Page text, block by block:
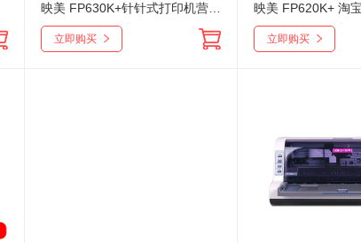
立即购买 立即购买